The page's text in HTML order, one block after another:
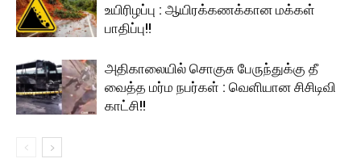
உயிரிழப்பு : ஆயிரக்கணக்கான மக்கள்
பாதிப்பு!!
அதிகாலையில் சொகுசு பேருந்துக்கு தீ
வைத்த மர்ம நபர்கள் : வெளியான சிசிடிவி
காட்சி!!